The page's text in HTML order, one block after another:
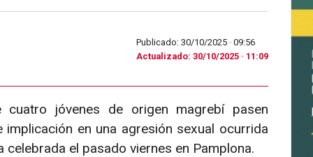
Publicado: 30/10/2025 · 09:56
Actualizado: 30/10/2025 · 11:09
jóvenes de origen magrebí pasen
en una agresión sexual ocurrida
el pasado viernes en Pamplona.